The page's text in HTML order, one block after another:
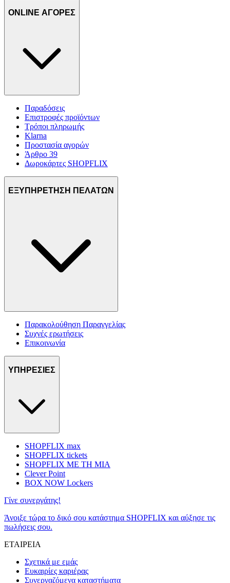
ONLINE ΑΓΟΡΕΣ
Παραδόσεις
Επιστροφές προϊόντων
Τρόποι πληρωμής
Klarna
Προστασία αγορών
Άρθρο 39
Δωροκάρτες SHOPFLIX
ΕΞΥΠΗΡΕΤΗΣΗ ΠΕΛΑΤΩΝ
Παρακολούθηση Παραγγελίας
Συχνές ερωτήσεις
Επικοινωνία
ΥΠΗΡΕΣΙΕΣ
SHOPFLIX max
SHOPFLIX tickets
SHOPFLIX ΜΕ ΤΗ ΜΙΑ
Clever Point
BOX NOW Lockers
Γίνε συνεργάτης!
Άνοιξε τώρα το δικό σου κατάστημα SHOPFLIX και αύξησε τις
πωλήσεις σου.
ΕΤΑΙΡΕΙΑ
Σχετικά με εμάς
Ευκαιρίες καριέρας
Συνεργαζόμενα καταστήματα